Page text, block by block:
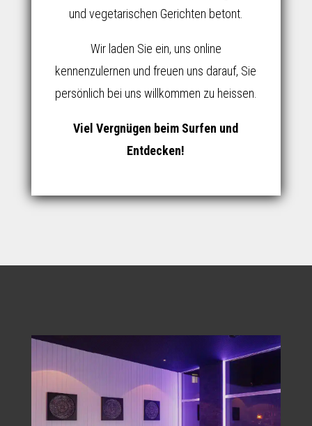
und vegetarischen Gerichten betont.
Wir laden Sie ein, uns online
kennenzulernen und freuen uns darauf, Sie
persönlich bei uns willkommen zu heissen.
Viel Vergnügen beim Surfen und
Entdecken!